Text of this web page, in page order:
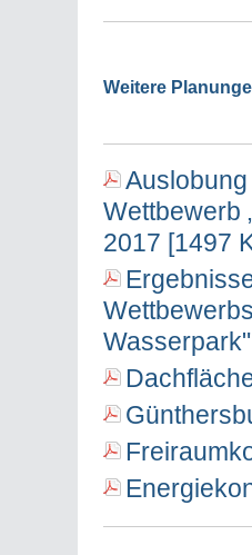
Weitere
Wettbewerb
2017 [1497